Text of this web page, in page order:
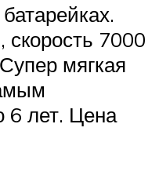
7000
мягкая
6 лет. Цена